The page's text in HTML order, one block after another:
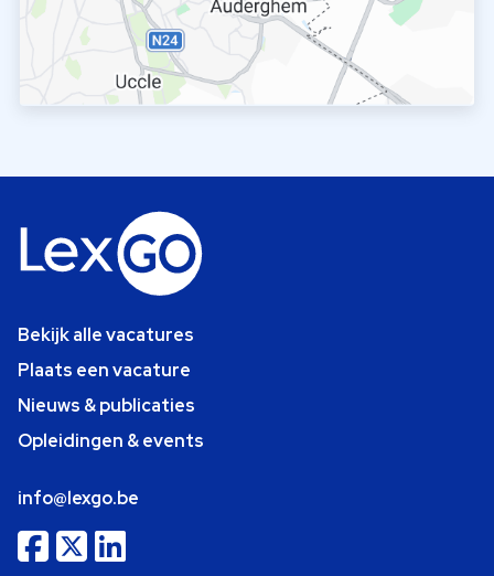
Bekijk alle vacatures
Plaats een vacature
Nieuws & publicaties
Opleidingen & events
info@lexgo.be